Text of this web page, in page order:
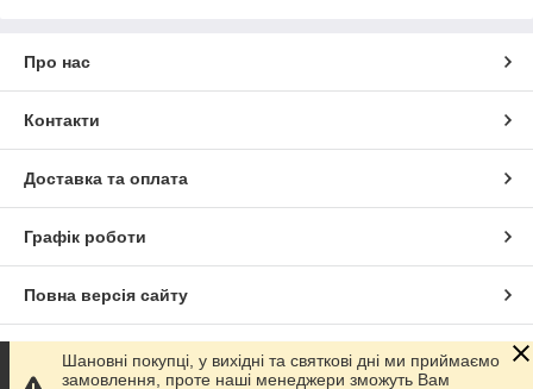
Про нас
Контакти
Доставка та оплата
Графік роботи
Повна версія сайту
Сайт створено на маркетплейсі Prom.ua
Шановні покупці, у вихідні та святкові дні ми приймаємо
замовлення, проте наші менеджери зможуть Вам